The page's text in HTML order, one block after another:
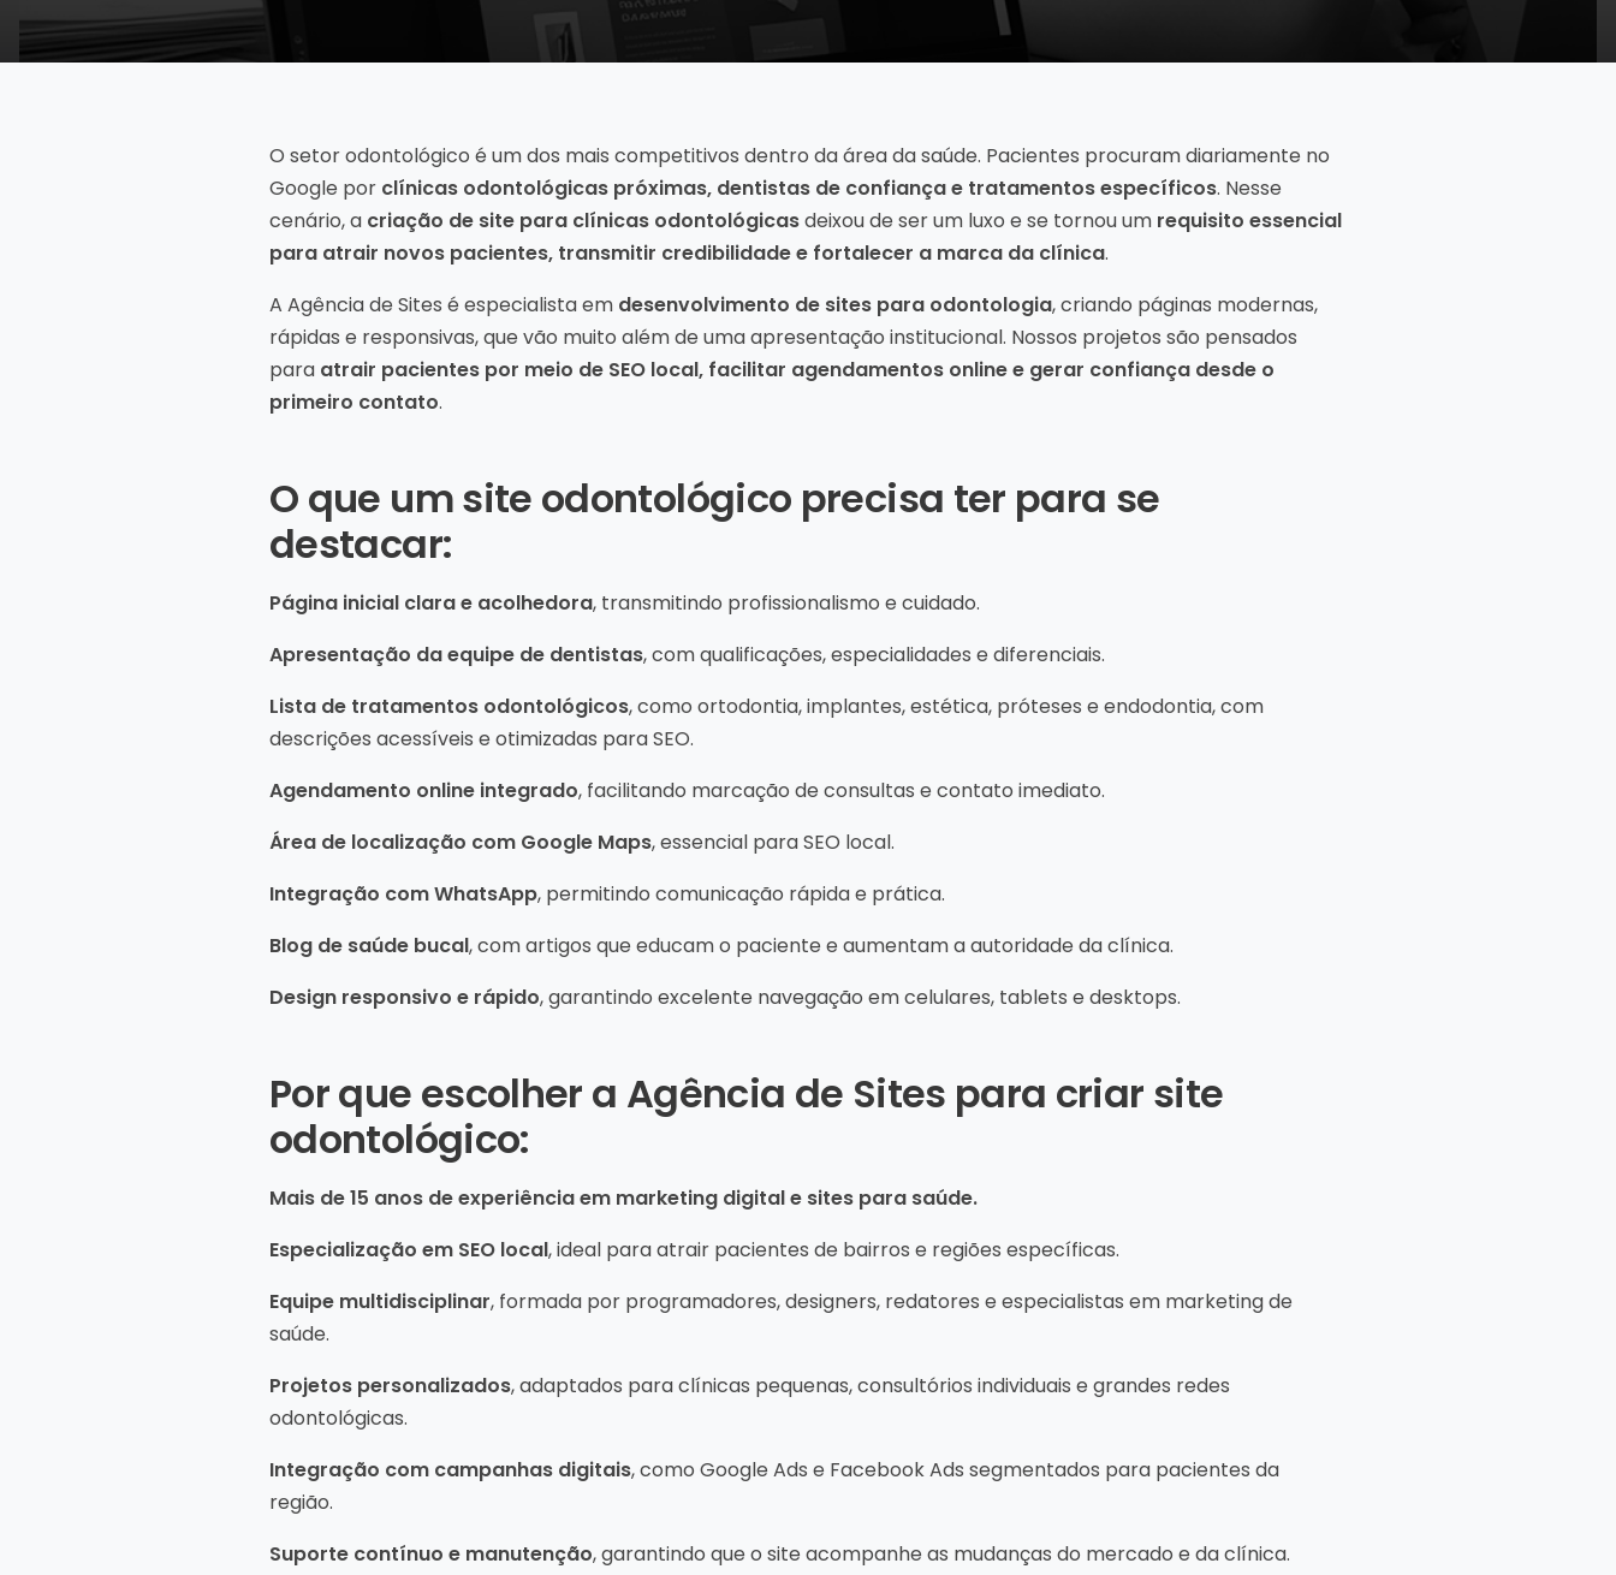
O setor odontológico é um dos mais competitivos dentro da área da saúde. Pacientes procuram diariamente no
Google por clínicas odontológicas próximas, dentistas de confiança e tratamentos específicos. Nesse
cenário, a criação de site para clínicas odontológicasdeixou de ser um luxo e se tornou um requisito essencial
para atrair novos pacientes, transmitir credibilidade e fortalecer a marca da clínica.
A Agência de Sites é especialista em desenvolvimento de sites para odontologia, criando páginas modernas,
rápidas e responsivas, que vão muito além de uma apresentação institucional. Nossos projetos são pensados
para atrair pacientes por meio de SEO local, facilitar agendamentos online e gerar confiança desde o
primeiro contato.
O que um site odontológico precisa ter para se
destacar:
Página inicial clara e acolhedora, transmitindo profissionalismo e cuidado.
Apresentação da equipe de dentistas, com qualificações, especialidades e diferenciais.
Lista de tratamentos odontológicos, como ortodontia, implantes, estética, próteses e endodontia, com
descrições acessíveis e otimizadas para SEO.
Agendamento online integrado, facilitando marcação de consultas e contato imediato.
Área de localização com Google Maps, essencial para SEO local.
Integração com WhatsApp, permitindo comunicação rápida e prática.
Blog de saúde bucal, com artigos que educam o paciente e aumentam a autoridade da clínica.
Design responsivo e rápido, garantindo excelente navegação em celulares, tablets e desktops.
Por que escolher a Agência de Sites para criar site
odontológico:
Mais de 15 anos de experiência em marketing digital e sites para saúde.
Especialização em SEO local, ideal para atrair pacientes de bairros e regiões específicas.
Equipe multidisciplinar, formada por programadores, designers, redatores e especialistas em marketing de
saúde.
Projetos personalizados, adaptados para clínicas pequenas, consultórios individuais e grandes redes
odontológicas.
Integração com campanhas digitais, como Google Ads e Facebook Ads segmentados para pacientes da
região.
Suporte contínuo e manutenção, garantindo que o site acompanhe as mudanças do mercado e da clínica.